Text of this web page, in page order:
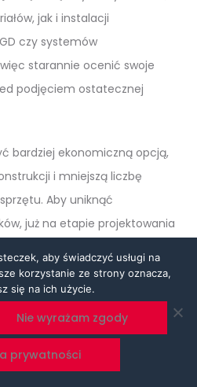
jak i instalacji
czy systemów
starannie ocenić swoje
podjęciem ostatecznej
bardziej ekonomiczną opcją,
i mniejszą liczbę
Aby uniknąć
już na etapie projektowania
projekt kuchni
kuchni – jakie pytania
aby świadczyć usługi na
korzystanie ze strony oznacza,
się na ich użycie.
Nie wyrażam zgody
prywatności